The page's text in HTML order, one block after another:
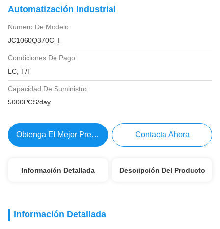
Automatización Industrial
Número De Modelo:
JC1060Q370C_I
Condiciones De Pago:
LC, T/T
Capacidad De Suministro:
5000PCS/day
Obtenga El Mejor Precio Contacta Ahora
Información Detallada Descripción Del Producto
Información Detallada